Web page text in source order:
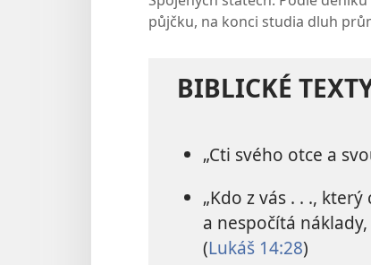
půjčku, na konci studia dluh
BIBLICKÉ
„Cti svého otce a
„Kdo z vás . . .,
a nespočítá
(Lukáš 14:28)